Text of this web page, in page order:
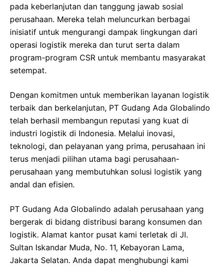
pada keberlanjutan dan tanggung jawab sosial
perusahaan. Mereka telah meluncurkan berbagai
inisiatif untuk mengurangi dampak lingkungan dari
operasi logistik mereka dan turut serta dalam
program-program CSR untuk membantu masyarakat
setempat.
Dengan komitmen untuk memberikan layanan logistik
terbaik dan berkelanjutan, PT Gudang Ada Globalindo
telah berhasil membangun reputasi yang kuat di
industri logistik di Indonesia. Melalui inovasi,
teknologi, dan pelayanan yang prima, perusahaan ini
terus menjadi pilihan utama bagi perusahaan-
perusahaan yang membutuhkan solusi logistik yang
andal dan efisien.
PT Gudang Ada Globalindo adalah perusahaan yang
bergerak di bidang distribusi barang konsumen dan
logistik. Alamat kantor pusat kami terletak di Jl.
Sultan Iskandar Muda, No. 11, Kebayoran Lama,
Jakarta Selatan. Anda dapat menghubungi kami